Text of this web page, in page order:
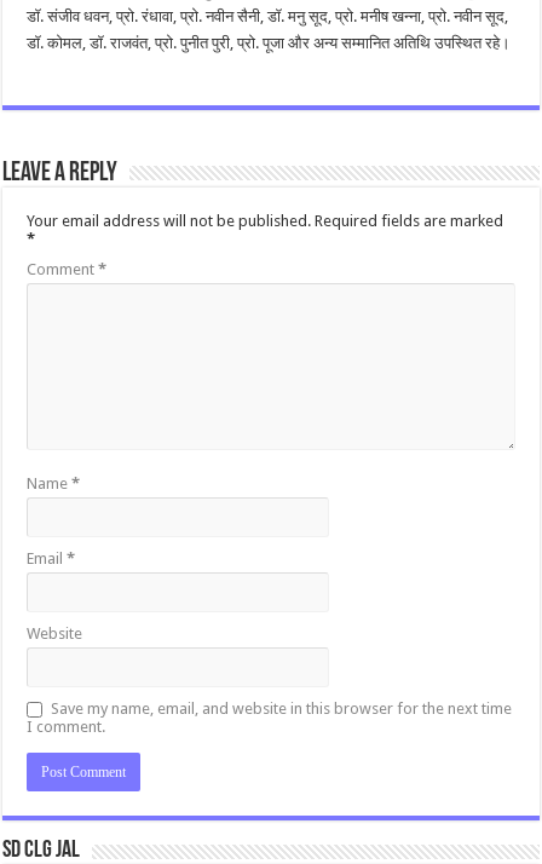
डॉ. संजीव धवन, प्रो. रंधावा, प्रो. नवीन सैनी, डॉ. मनु सूद, प्रो. मनीष खन्ना, प्रो. नवीन सूद,
डॉ. कोमल, डॉ. राजवंत, प्रो. पुनीत पुरी, प्रो. पूजा और अन्य सम्मानित अतिथि उपस्थित रहे।
Leave a Reply
Your email address will not be published. Required fields are marked
*
Comment*
Name*
Email*
Website
Save my name, email, and website in this browser for the next time
I comment.
SD CLG JAL